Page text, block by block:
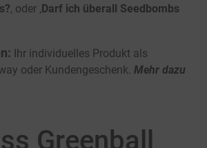
‚ oder ‚Darf ich überall Seedbombs
Ihr individuelles Produkt als
oder Kundengeschenk. Mehr dazu
Greenball